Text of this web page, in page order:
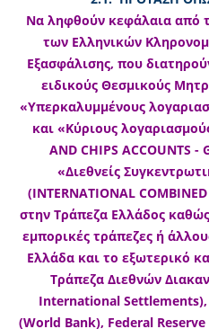
Να ληφθούν κεφάλαια από
των Ελληνικών
Εξασφάλισης, που
ειδικούς Θεσμικούς
«Υπερκαλυμμένους
και «Κύριους
AND CHIPS ACCOUNTS -
«Διεθνείς
(INTERNATIONAL
στην Τράπεζα Ελλάδος
εμπορικές τράπεζες ή
Ελλάδα και το εξωτερικό
Τράπεζα Διεθνών
International
(World Bank), Federal Reserve